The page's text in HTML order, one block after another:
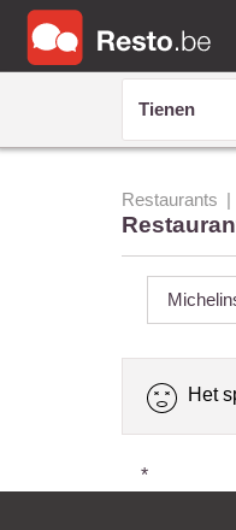
Restaurants
Het
*